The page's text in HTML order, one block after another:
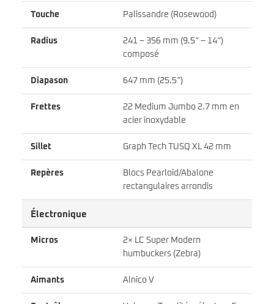
Touche Palissandre (Rosewood)
Radius
241 – 356 mm (9.5″ – 14″)
composé
Diapason 647 mm (25.5″)
Frettes
22 Medium Jumbo 2.7 mm en
acier inoxydable
Sillet Graph Tech TUSQ XL 42 mm
Repères
Blocs Pearloid/Abalone
rectangulaires arrondis
Électronique
Micros
2× LC Super Modern
humbuckers (Zebra)
Aimants Alnico V